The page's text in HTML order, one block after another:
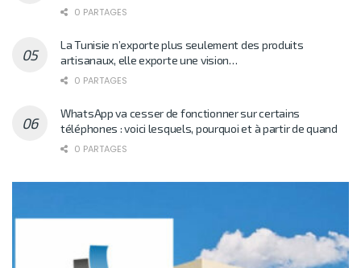
0 PARTAGES
La Tunisie n’exporte plus seulement des produits
artisanaux, elle exporte une vision…
0 PARTAGES
WhatsApp va cesser de fonctionner sur certains
téléphones : voici lesquels, pourquoi et à partir de quand
0 PARTAGES